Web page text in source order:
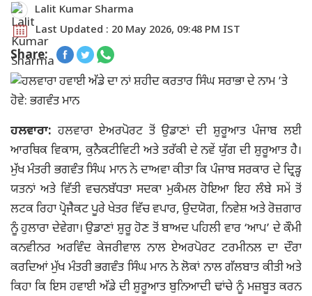
Lalit Kumar Sharma
Last Updated : 20 May 2026, 09:48 PM IST
Share:
ਹਲਵਾਰਾ: ਹਲਵਾਰਾ ਏਅਰਪੋਰਟ ਤੋਂ ਉਡਾਣਾਂ ਦੀ ਸ਼਼ੁਰੂਆਤ ਪੰਜਾਬ ਲਈ
ਆਰਥਿਕ ਵਿਕਾਸ, ਕੁਨੈਕਟੀਵਿਟੀ ਅਤੇ ਤਰੱਕੀ ਦੇ ਨਵੇਂ ਯੁੱਗ ਦੀ ਸ਼਼ੁਰੂਆਤ ਹੈ।
ਮੁੱਖ ਮੰਤਰੀ ਭਗਵੰਤ ਸਿੰਘ ਮਾਨ ਨੇ ਦਾਅਵਾ ਕੀਤਾ ਕਿ ਪੰਜਾਬ ਸਰਕਾਰ ਦੇ ਦ੍ਰਿੜ੍ਹ
ਯਤਨਾਂ ਅਤੇ ਵਿੱਤੀ ਵਚਨਬੱਧਤਾ ਸਦਕਾ ਮੁਕੰਮਲ ਹੋਇਆ ਇਹ ਲੰਬੇ ਸਮੇਂ ਤੋਂ
ਲਟਕ ਰਿਹਾ ਪ੍ਰੋਜੈਕਟ ਪੂਰੇ ਖੇਤਰ ਵਿੱਚ ਵਪਾਰ, ਉਦਯੋਗ, ਨਿਵੇਸ਼ ਅਤੇ ਰੋਜ਼ਗਾਰ
ਨੂੰ ਹੁਲਾਰਾ ਦੇਵੇਗਾ। ਉਡਾਣਾਂ ਸ਼਼ੁਰੂ ਹੋਣ ਤੋਂ ਬਾਅਦ ਪਹਿਲੀ ਵਾਰ ‘ਆਪ’ ਦੇ ਕੌਮੀ
ਕਨਵੀਨਰ ਅਰਵਿੰਦ ਕੇਜਰੀਵਾਲ ਨਾਲ ਏਅਰਪੋਰਟ ਟਰਮੀਨਲ ਦਾ ਦੌਰਾ
ਕਰਦਿਆਂ ਮੁੱਖ ਮੰਤਰੀ ਭਗਵੰਤ ਸਿੰਘ ਮਾਨ ਨੇ ਲੋਕਾਂ ਨਾਲ ਗੱਲਬਾਤ ਕੀਤੀ ਅਤੇ
ਕਿਹਾ ਕਿ ਇਸ ਹਵਾਈ ਅੱਡੇ ਦੀ ਸ਼਼ੁਰੂਆਤ ਬੁਨਿਆਦੀ ਢਾਂਚੇ ਨੂੰ ਮਜ਼ਬੂਤ ਕਰਨ